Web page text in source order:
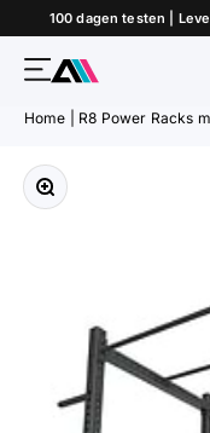
Naar inhoud
100 dagen testen |
MenuATLETICA
Home R8 Power Racks
Afbeelding vergroten